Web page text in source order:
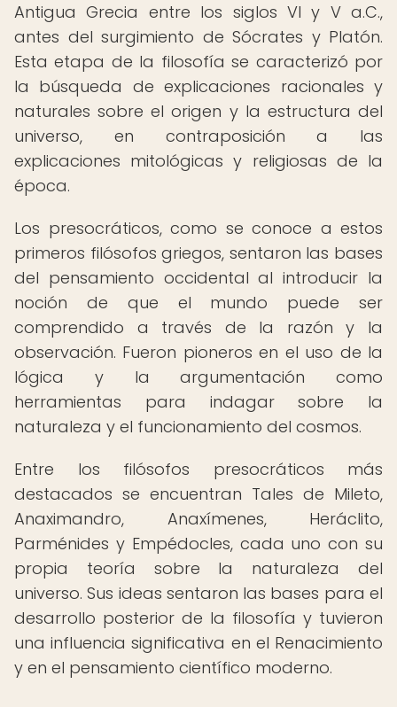
Antigua Grecia entre los siglos VI y V a.C.,
antes del surgimiento de Sócrates y Platón.
Esta etapa de la filosofía se caracterizó por
la búsqueda de explicaciones racionales y
naturales sobre el origen y la estructura del
universo, en contraposición a las
explicaciones mitológicas y religiosas de la
época.
Los presocráticos, como se conoce a estos
primeros filósofos griegos, sentaron las bases
del pensamiento occidental al introducir la
noción de que el mundo puede ser
comprendido a través de la razón y la
observación. Fueron pioneros en el uso de la
lógica y la argumentación como
herramientas para indagar sobre la
naturaleza y el funcionamiento del cosmos.
Entre los filósofos presocráticos más
destacados se encuentran Tales de Mileto,
Anaximandro, Anaxímenes, Heráclito,
Parménides y Empédocles, cada uno con su
propia teoría sobre la naturaleza del
universo. Sus ideas sentaron las bases para el
desarrollo posterior de la filosofía y tuvieron
una influencia significativa en el Renacimiento
y en el pensamiento científico moderno.